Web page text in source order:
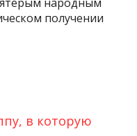
получении
в которую